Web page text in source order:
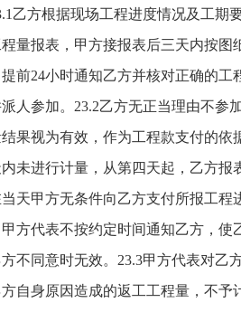
乙方根据现场工程进度情况及工期
量报表，甲方接报表后三天内按图
前24小时通知乙方并核对正确的工
人参加。23.2乙方无正当理由不参
果视为有效，作为工程款支付的依
未进行计量，从第四天起，乙方报
天甲方无条件向乙方支付所报工程
方代表不按约定时间通知乙方，使
不同意时无效。23.3甲方代表对乙
自身原因造成的返工工程量，不予